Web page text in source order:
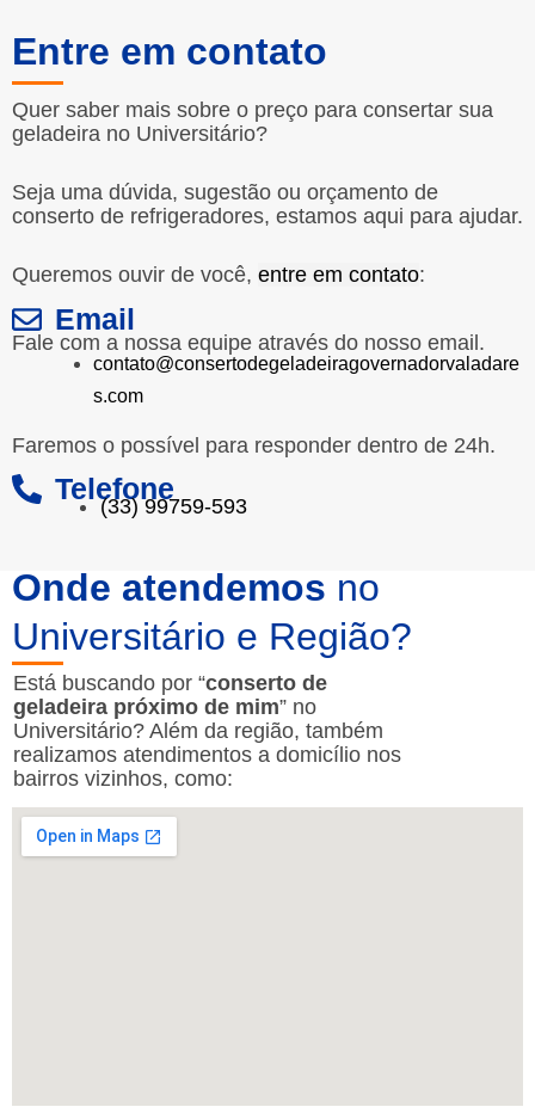
Entre em contato
Quer saber mais sobre o preço para consertar sua
geladeira no Universitário?
Seja uma dúvida, sugestão ou orçamento de
conserto de refrigeradores, estamos aqui para ajudar.
Queremos ouvir de você, entre em contato:
Email
Fale com a nossa equipe através do nosso email.
contato@consertodegeladeiragovernadorvaladare
s.com
Faremos o possível para responder dentro de 24h.
Telefone
(33) 99759-593
Onde atendemos no
Universitário e Região?
Está buscando por “conserto de
geladeira próximo de mim” no
Universitário? Além da região, também
realizamos atendimentos a domicílio nos
bairros vizinhos, como: